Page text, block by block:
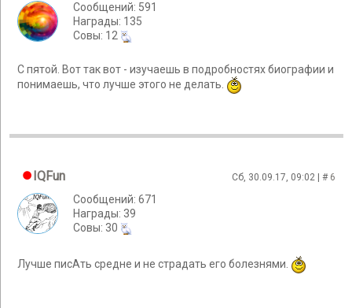
Сообщений: 591
Награды: 135
Cовы: 12
С пятой. Вот так вот - изучаешь в подробностях биографии и
понимаешь, что лучше этого не делать.
IQFun Сб, 30.09.17, 09:02 | # 6
Сообщений: 671
Награды: 39
Cовы: 30
Лучше писАть средне и не страдать его болезнями.